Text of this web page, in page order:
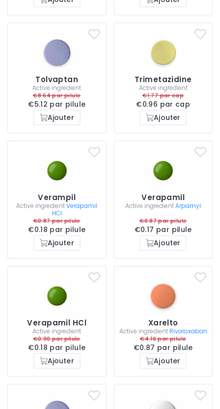
Tolvaptan
Active ingredient
€8.64 par pilule
€5.12 par pilule
Ajouter
Trimetazidine
Active ingredient
€1.77 par cap
€0.96 par cap
Ajouter
Verampil
Active ingredientVerapamil
HCl
€0.87 par pilule
€0.18 par pilule
Ajouter
Verapamil
Active ingredientArpamyl
€0.87 par pilule
€0.17 par pilule
Ajouter
Verapamil HCl
Active ingredient
€0.90 par pilule
€0.18 par pilule
Ajouter
Xarelto
Active ingredient Rivaroxaban
€4.16 par pilule
€0.87 par pilule
Ajouter